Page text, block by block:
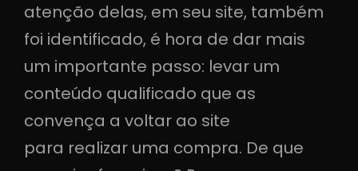
atenção delas, em seu site, também
foi identificado, é hora de dar mais
um importante passo: levar um
conteúdo qualificado que as
convença a voltar ao site
para realizar uma compra. De que